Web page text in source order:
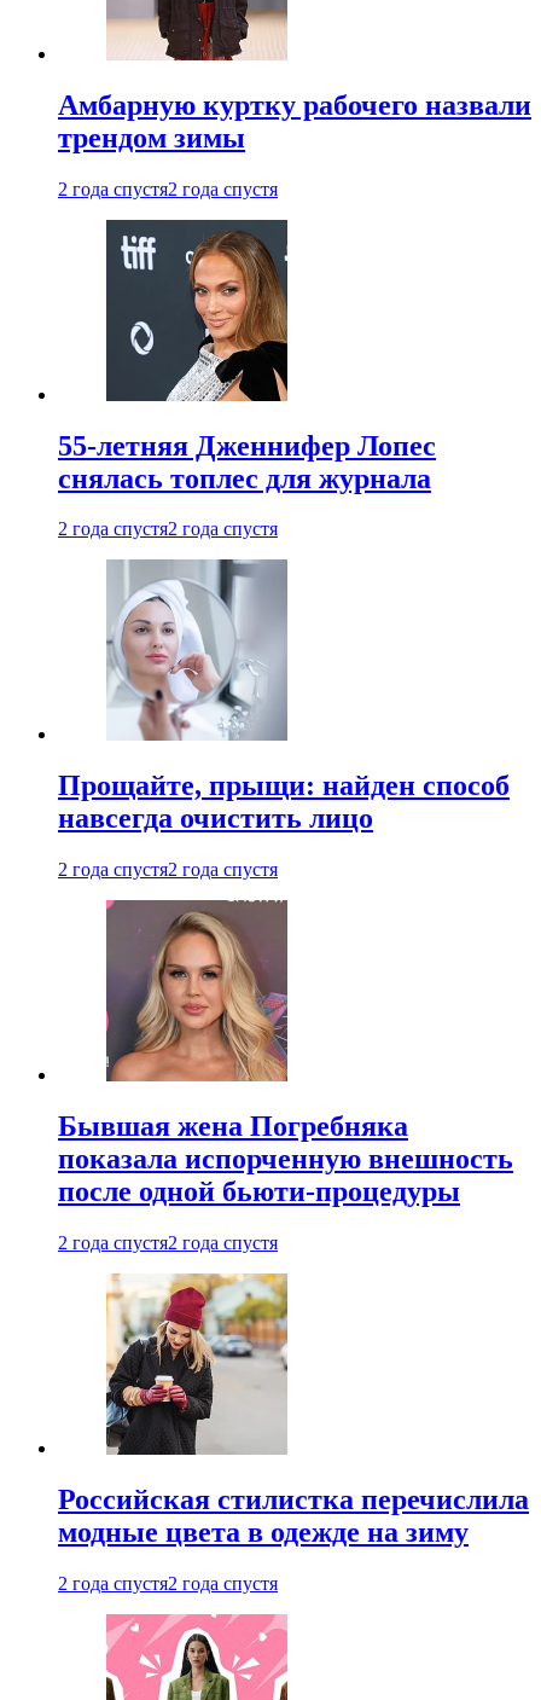
Амбарную куртку рабочего назвали
трендом зимы
2 года спустя2 года спустя
55-летняя Дженнифер Лопес
снялась топлес для журнала
2 года спустя2 года спустя
Прощайте, прыщи: найден способ
навсегда очистить лицо
2 года спустя2 года спустя
Бывшая жена Погребняка
показала испорченную внешность
после одной бьюти-процедуры
2 года спустя2 года спустя
Российская стилистка перечислила
модные цвета в одежде на зиму
2 года спустя2 года спустя